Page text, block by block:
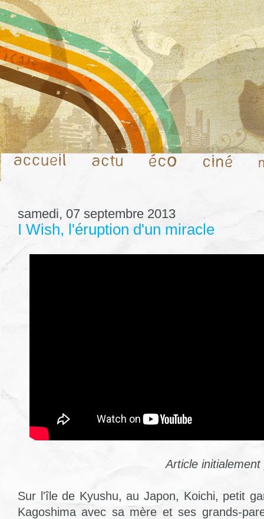
samedi, 07 septembre 2013
I Wish, l'éruption d'un miracle
Article
Sur l'île de Kyushu, au Japon, Koichi, petit
Kagoshima avec sa mère et ses grands-